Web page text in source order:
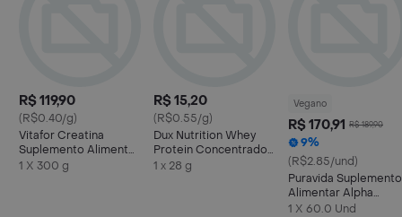
R$ 119,90
(R$0.40/g)
Vitafor Creatina
Suplemento Alimentar
em Pó 300g
1 X 300 g
R$ 15,20
(R$0.55/g)
Dux Nutrition Whey
Protein Concentrado
de Chocolate
1 x 28 g
Vegano
R$ 170,91 R$ 189,90
9%
(R$2.85/und)
Puravida Suplemento
Alimentar Alpha
Women Premium
1 X 60.0 Und